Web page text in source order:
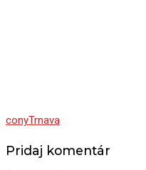
conyTrnava
Pridaj komentár